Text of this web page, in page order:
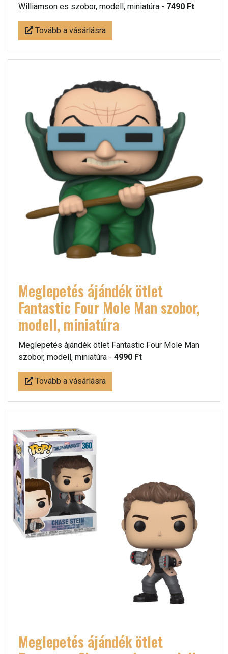
Williamson es szobor, modell, miniatúra - 7490 Ft
Tovább a vásárlásra
Meglepetés ájándék ötlet
Fantastic Four Mole Man szobor,
modell, miniatúra
Meglepetés ájándék ötlet Fantastic Four Mole Man
szobor, modell, miniatúra - 4990 Ft
Tovább a vásárlásra
Meglepetés ájándék ötlet